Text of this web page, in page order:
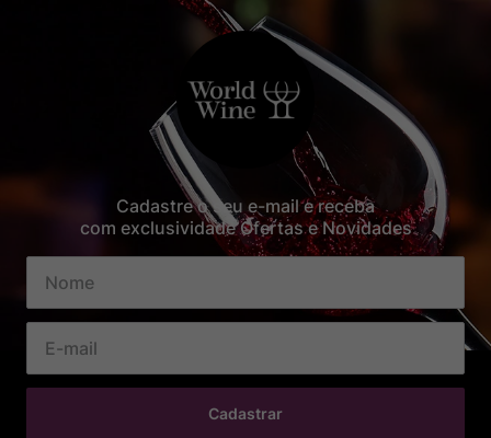
Cadastre o seu e-mail e receba
com exclusividade Ofertas e Novidades
Cadastrar